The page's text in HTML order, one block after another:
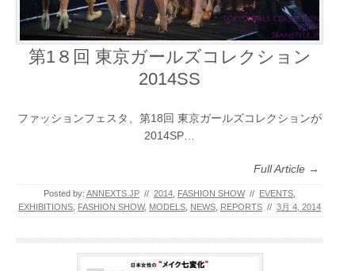
第1８回 東京ガールズコレクション
2014SS
ファッションフェスタ、第18回 東京ガールズコレクションが
2014SP…
Full Article →
Posted by: ANNEXTS.JP // 2014 FASHION SHOW // EVENTS
EXHIBITIONS
FASHION SHOW, MODELS NEWS REPORTS // 3月 4, 2014